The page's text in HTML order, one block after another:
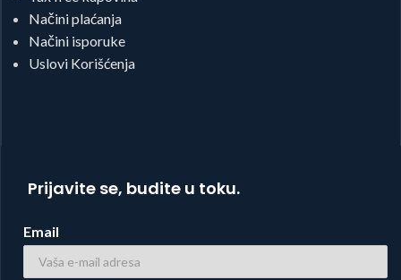
Načini plaćanja
Načini isporuke
Uslovi Korišćenja
Prijavite se, budite u toku.
Email